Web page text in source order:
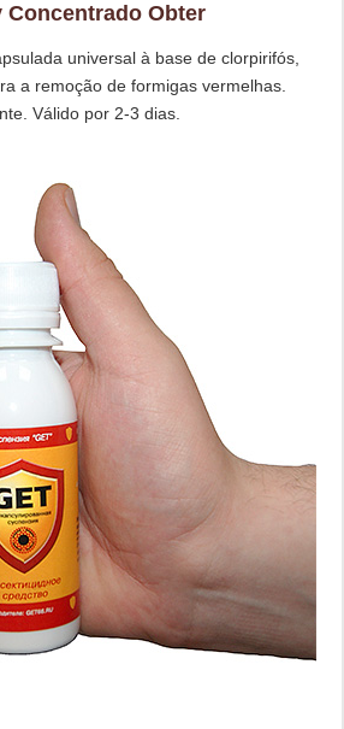
Concentrado Obter
universal à base de clorpirifós,
a remoção de formigas vermelhas.
Válido por 2-3 dias.